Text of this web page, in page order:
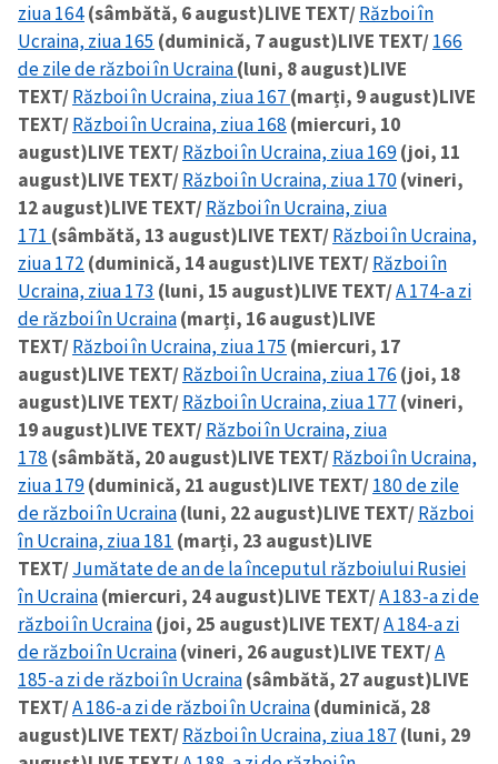
ziua 164(sâmbătă, 6 august)LIVE TEXT/Război în
Ucraina, ziua 165 (duminică, 7 august)LIVE TEXT/166
de zile de război în Ucraina(luni, 8 august)LIVE
TEXT/Război în Ucraina, ziua 167 (marți, 9 august)LIVE
TEXT/Război în Ucraina, ziua 168 (miercuri, 10
august)LIVE TEXT/Război în Ucraina, ziua 169(joi, 11
august)LIVE TEXT/Război în Ucraina, ziua 170(vineri,
12 august)LIVE TEXT/Război în Ucraina, ziua
171 (sâmbătă, 13 august)LIVE TEXT/Război în Ucraina,
ziua 172 (duminică, 14 august)LIVE TEXT/Război în
Ucraina, ziua 173 (luni, 15 august)LIVE TEXT/A 174-a zi
de război în Ucraina(marți, 16 august)LIVE
TEXT/Război în Ucraina, ziua 175 (miercuri, 17
august)LIVE TEXT/Război în Ucraina, ziua 176 (joi, 18
august)LIVE TEXT/Război în Ucraina, ziua 177 (vineri,
19 august)LIVE TEXT/Război în Ucraina, ziua
178 (sâmbătă, 20 august)LIVE TEXT/Război în Ucraina,
ziua 179(duminică, 21 august)LIVE TEXT/180 de zile
de război în Ucraina(luni, 22 august)LIVE TEXT/Război
în Ucraina, ziua 181 (marți, 23 august)LIVE
TEXT/Jumătate de an de la începutul războiului Rusiei
în Ucraina(miercuri, 24 august)LIVE TEXT/A 183-a zi de
război în Ucraina(joi, 25 august)LIVE TEXT/A 184-a zi
de război în Ucraina(vineri, 26 august)LIVE TEXT/A
185-a zi de război în Ucraina(sâmbătă, 27 august)LIVE
TEXT/A 186-a zi de război în Ucraina(duminică, 28
august)LIVE TEXT/Război în Ucraina, ziua 187 (luni, 29